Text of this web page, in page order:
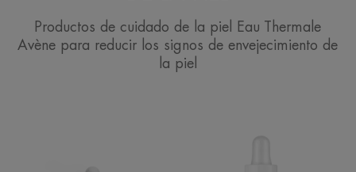
Productos de cuidado de la piel Eau Thermale
Avène para reducir los signos de envejecimiento de
la piel